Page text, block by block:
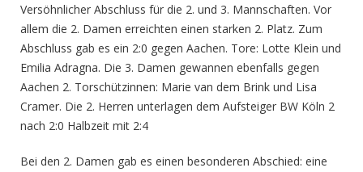
Versöhnlicher Abschluss für die 2. und 3. Mannschaften. Vor
allem die 2. Damen erreichten einen starken 2. Platz. Zum
Abschluss gab es ein 2:0 gegen Aachen. Tore: Lotte Klein und
Emilia Adragna. Die 3. Damen gewannen ebenfalls gegen
Aachen 2. Torschützinnen: Marie van dem Brink und Lisa
Cramer. Die 2. Herren unterlagen dem Aufsteiger BW Köln 2
nach 2:0 Halbzeit mit 2:4
Bei den 2. Damen gab es einen besonderen Abschied: eine